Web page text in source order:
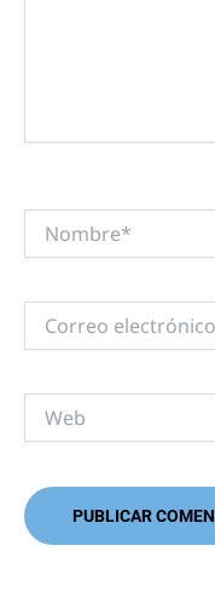
electrónico*